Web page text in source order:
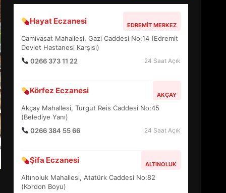
EDREMIT NÖBETÇI ECZANELER
Camivasat Mahallesi, Gazi Caddesi No:14 (Edremit
0266 373 11 22
24 Saat Açık
Akçay Mahallesi, Turgut Reis Caddesi No:45
0266 384 55 66
24 Saat Açık
EDREMİT’TE BAŞKAN ERTAŞ
NE MESAJ VERDİ?
5
AYVALIK’TA ŞEFFAF ÇÖP
ÇAKALLAR KÖYÜNDE 20
YILLIK SORUN NASIL 3 GÜNDE